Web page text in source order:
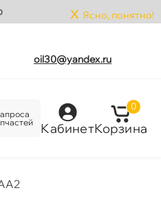
x Ясно, понятно!
oil30@yandex.ru
Кабинет
0
Корзина